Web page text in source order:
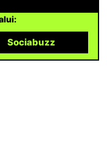
Sociabuzz